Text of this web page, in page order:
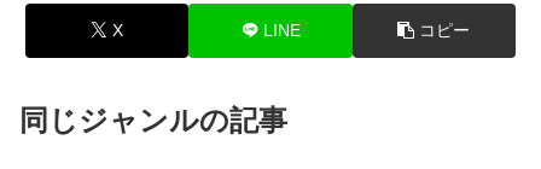
X LINE コピー
同じジャンルの記事